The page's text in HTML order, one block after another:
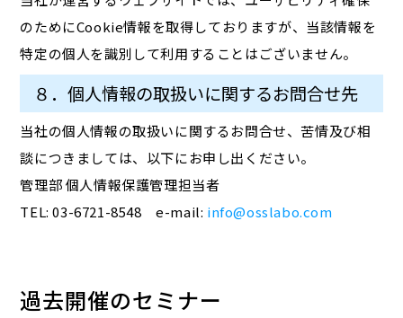
のためにCookie情報を取得しておりますが、当該情報を
特定の個人を識別して利用することはございません。
８．個人情報の取扱いに関するお問合せ先
当社の個人情報の取扱いに関するお問合せ、苦情及び相
談につきましては、以下にお申し出ください。
管理部 個人情報保護管理担当者
TEL: 03-6721-8548 e-mail: info@osslabo.com
過去開催のセミナー